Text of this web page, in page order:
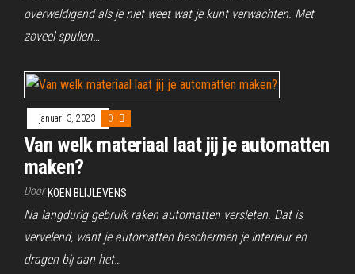
overweldigend als je niet weet wat je kunt verwachten. Met
zoveel spullen…
januari 3, 2023 0
Van welk materiaal laat jij je automatten
maken?
Door KOEN BLIJLEVENS
Na langdurig gebruik raken automatten versleten. Dat is
vervelend, want je automatten beschermen je interieur en
dragen bij aan het…